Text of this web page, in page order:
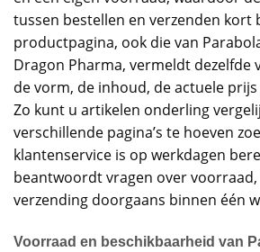
tussen bestellen en verzenden kort
productpagina, ook die van
Dragon Pharma, vermeldt dezelfde
de vorm, de inhoud, de actuele
Zo kunt u artikelen onderling
verschillende pagina’s te hoeven
klantenservice is op werkdagen
beantwoordt vragen over
verzending doorgaans binnen één
Voorraad en beschikbaarheid van